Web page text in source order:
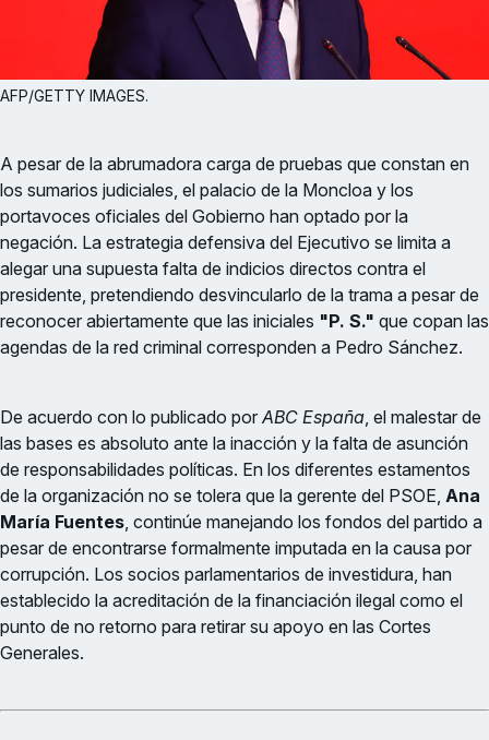
AFP/GETTY IMAGES.
A pesar de la abrumadora carga de pruebas que constan en
los sumarios judiciales, el palacio de la Moncloa y los
portavoces oficiales del Gobierno han optado por la
negación. La estrategia defensiva del Ejecutivo se limita a
alegar una supuesta falta de indicios directos contra el
presidente, pretendiendo desvincularlo de la trama a pesar de
reconocer abiertamente que las iniciales "P. S." que copan las
agendas de la red criminal corresponden a Pedro Sánchez.
De acuerdo con lo publicado porABC España, el malestar de
las bases es absoluto ante la inacción y la falta de asunción
de responsabilidades políticas. En los diferentes estamentos
de la organización no se tolera que la gerente del PSOE, Ana
María Fuentes, continúe manejando los fondos del partido a
pesar de encontrarse formalmente imputada en la causa por
corrupción. Los socios parlamentarios de investidura, han
establecido la acreditación de la financiación ilegal como el
punto de no retorno para retirar su apoyo en las Cortes
Generales.